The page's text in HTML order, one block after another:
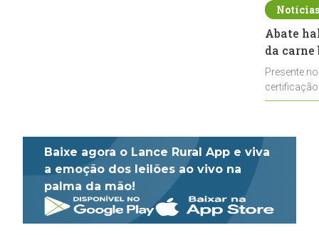
Abate
da
Presente
Baixe agora o Lance Rural App e viva
a emoção dos leilões ao vivo na
palma da mão!